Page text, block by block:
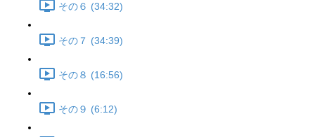
その６ (34:32)
その７ (34:39)
その８ (16:56)
その９ (6:12)